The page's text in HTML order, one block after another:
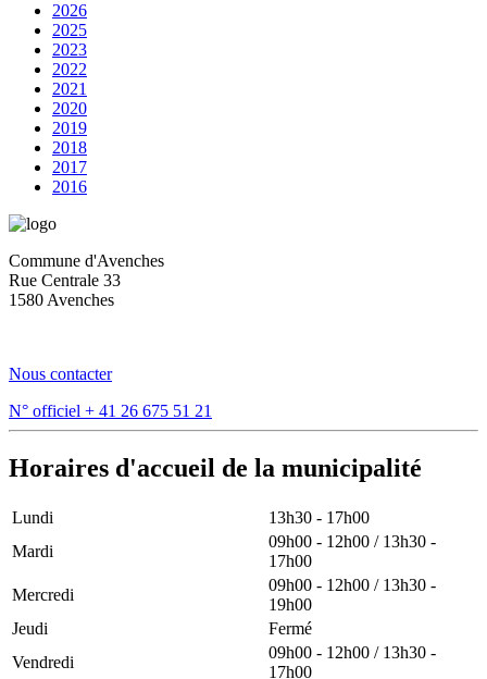
2026
2025
2023
2022
2021
2020
2019
2018
2017
2016
Commune d'Avenches
Rue Centrale 33
1580 Avenches
Nous contacter
N° officiel + 41 26 675 51 21
Horaires d'accueil de la municipalité
Lundi
13h30 - 17h00
Mardi
09h00 - 12h00 / 13h30 -
17h00
Mercredi
09h00 - 12h00 / 13h30 -
19h00
Jeudi
Fermé
Vendredi
09h00 - 12h00 / 13h30 -
17h00